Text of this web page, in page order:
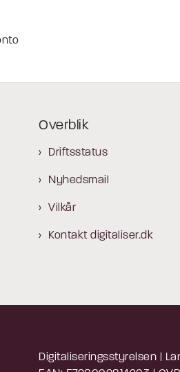
Overblik
Driftsstatus
Nyhedsmail
Vilkår
Kontakt digitaliser.dk
Digitaliseringsstyrelsen |